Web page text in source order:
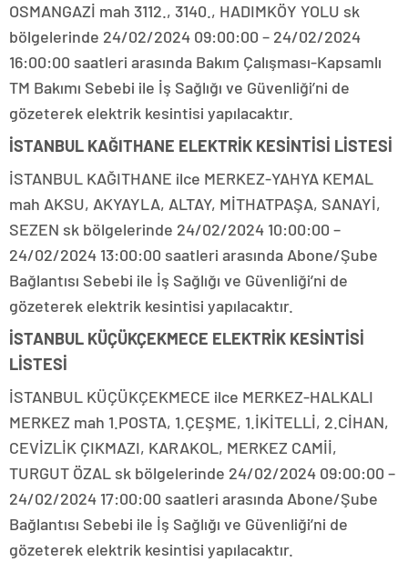
OSMANGAZİ mah 3112., 3140., HADIMKÖY YOLU sk
bölgelerinde 24/02/2024 09:00:00 – 24/02/2024
16:00:00 saatleri arasında Bakım Çalışması-Kapsamlı
TM Bakımı Sebebi ile İş Sağlığı ve Güvenliği’ni de
gözeterek elektrik kesintisi yapılacaktır.
İSTANBUL KAĞITHANE ELEKTRİK KESİNTİSİ LİSTESİ
İSTANBUL KAĞITHANE ilce MERKEZ-YAHYA KEMAL
mah AKSU, AKYAYLA, ALTAY, MİTHATPAŞA, SANAYİ,
SEZEN sk bölgelerinde 24/02/2024 10:00:00 –
24/02/2024 13:00:00 saatleri arasında Abone/Şube
Bağlantısı Sebebi ile İş Sağlığı ve Güvenliği’ni de
gözeterek elektrik kesintisi yapılacaktır.
İSTANBUL KÜÇÜKÇEKMECE ELEKTRİK KESİNTİSİ
LİSTESİ
İSTANBUL KÜÇÜKÇEKMECE ilce MERKEZ-HALKALI
MERKEZ mah 1.POSTA, 1.ÇEŞME, 1.İKİTELLİ, 2.CİHAN,
CEVİZLİK ÇIKMAZI, KARAKOL, MERKEZ CAMİİ,
TURGUT ÖZAL sk bölgelerinde 24/02/2024 09:00:00 –
24/02/2024 17:00:00 saatleri arasında Abone/Şube
Bağlantısı Sebebi ile İş Sağlığı ve Güvenliği’ni de
gözeterek elektrik kesintisi yapılacaktır.